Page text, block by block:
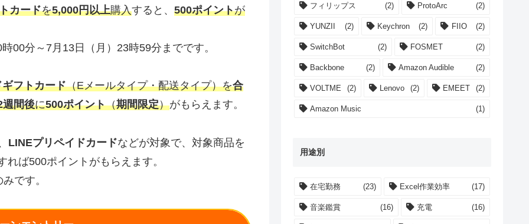
カードを5,000円以上購入すると、 500ポイントが
00分～7月13日（月）23時59分までです。
フトカード（Eメールタイプ・配送タイプ）を合
週間後に500ポイント（期間限定）がもらえます。
LINEプリペイドカードなどが対象で、対象商品を
ば500ポイントがもらえます。
です。
フィリップス (2) ProtoArc (2)
YUNZII (2) Keychron (2) FIIO (2)
SwitchBot (2) FOSMET (2)
Backbone (2) Amazon Audible (2)
VOLTME (2) Lenovo (2) EMEET (2)
Amazon Music (1)
用途別
在宅勤務 (23) Excel作業効率 (17)
音楽鑑賞 (16) 充電 (16)